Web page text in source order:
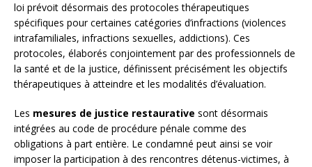
loi prévoit désormais des protocoles thérapeutiques
spécifiques pour certaines catégories d’infractions (violences
intrafamiliales, infractions sexuelles, addictions). Ces
protocoles, élaborés conjointement par des professionnels de
la santé et de la justice, définissent précisément les objectifs
thérapeutiques à atteindre et les modalités d’évaluation.
Les mesures de justice restaurative sont désormais
intégrées au code de procédure pénale comme des
obligations à part entière. Le condamné peut ainsi se voir
imposer la participation à des rencontres détenus-victimes, à